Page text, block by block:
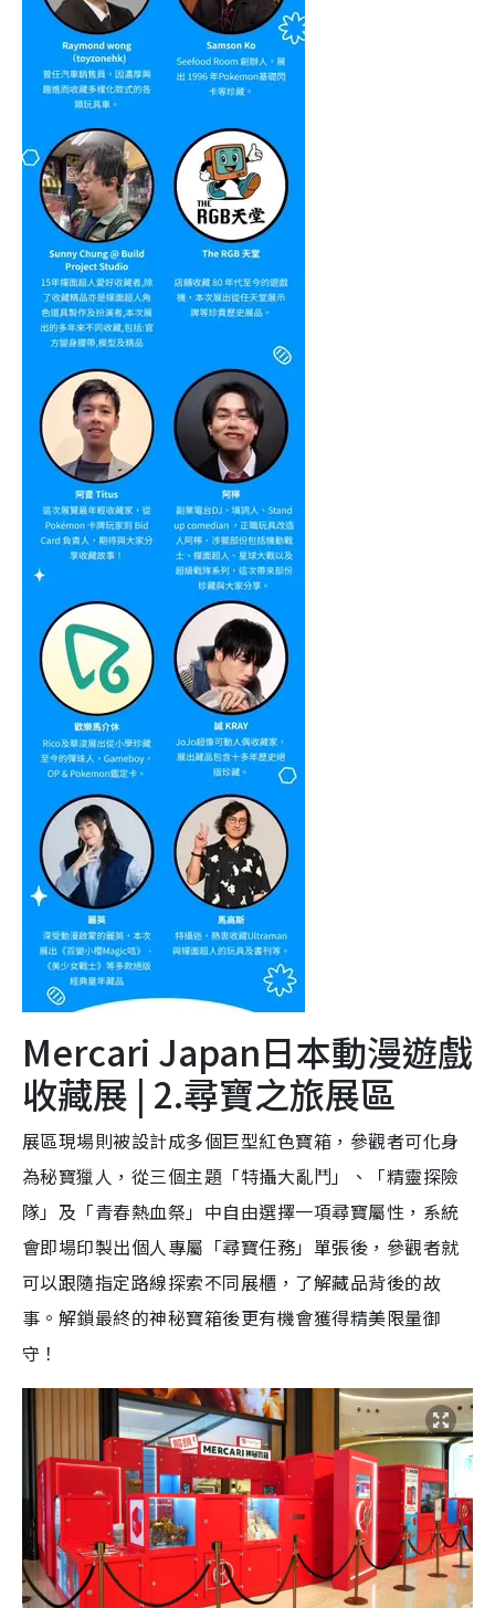
Mercari Japan日本動漫遊戲
收藏展 | 2.尋寶之旅展區
展區現場則被設計成多個巨型紅色寶箱，參觀者可化身
為秘寶獵人，從三個主題「特攝大亂鬥」、「精靈探險
隊」及「青春熱血祭」中自由選擇一項尋寶屬性，系統
會即場印製出個人專屬「尋寶任務」單張後，參觀者就
可以跟隨指定路線探索不同展櫃，了解藏品背後的故
事。解鎖最終的神秘寶箱後更有機會獲得精美限量御
守！